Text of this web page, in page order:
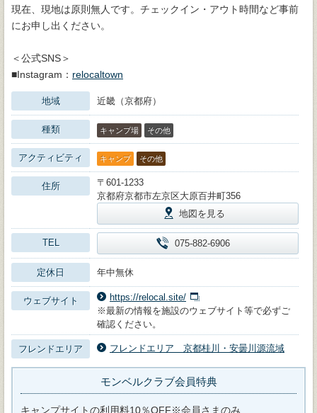
現在、現地は原則無人です。チェックイン・アウト時間など事前
にお申し出ください。
＜公式SNS＞
■Instagram： relocaltown
地域 近畿（京都府）
種類 キャンプ場 その他
アクティビティ キャンプ その他
住所
〒601-1233
京都府京都市左京区大原百井町356
地図を見る
TEL 075-882-6906
定休日 年中無休
ウェブサイト
https://relocal.site/
※最新の情報を施設のウェブサイト等で必ずご
確認ください。
フレンドエリア フレンドエリア 京都桂川・安曇川源流域
モンベルクラブ会員特典
キャンプサイトの利用料10％OFF※会員さまのみ